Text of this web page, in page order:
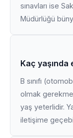
sınavları ise
Müdürlüğü
Kaç yaşında
B sınıfı
olmak
yaş yeterlidir.
iletişime